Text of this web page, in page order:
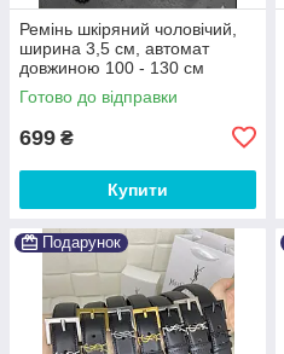
Ремінь шкіряний чоловічий,
ширина 3,5 см, автомат
довжиною 100 - 130 см
Готово до відправки
699 ₴
Купити
Подарунок